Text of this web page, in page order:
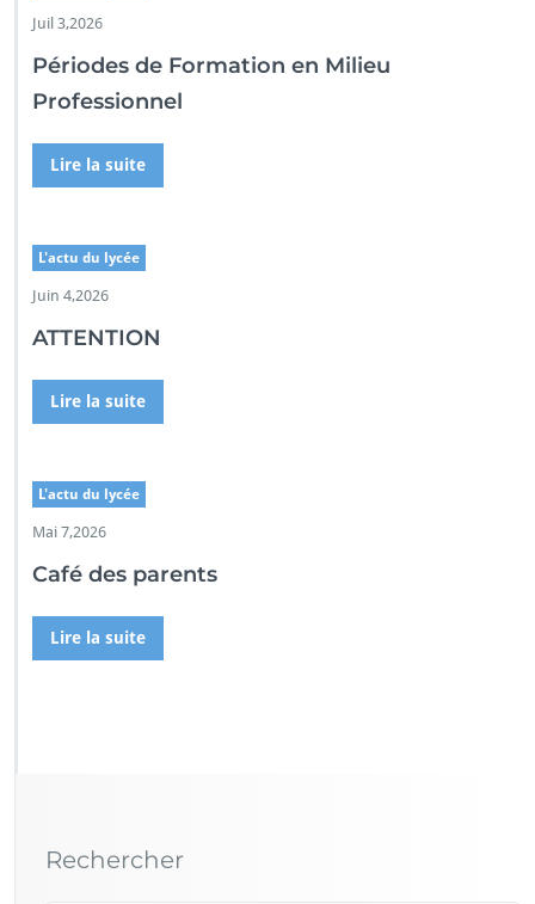
Juil 3,2026
Périodes de Formation en Milieu
Professionnel
Lire la suite
L'actu du lycée
Juin 4,2026
ATTENTION
Lire la suite
L'actu du lycée
Mai 7,2026
Café des parents
Lire la suite
Rechercher